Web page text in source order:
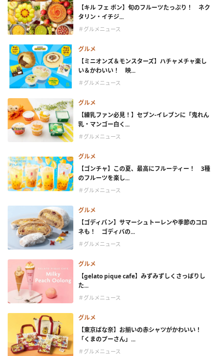
【キル フェ ボン】旬のフルーツたっぷり！ ネク
タリン・イチジ...
＃グルメニュース
グルメ
【ミニオンズ＆モンスターズ】ハチャメチャ楽し
い＆かわいい！ 映...
＃グルメニュース
グルメ
【練乳ファン必見！】セブン‐イレブンに「鬼れん
乳・マンゴー白く...
＃グルメニュース
グルメ
【ゴンチャ】この夏、最高にフルーティー！ 3種
のフルーツを楽し...
＃グルメニュース
グルメ
【ゴディパン】サマーシュトーレンや季節のコロ
ネも！ ゴディバの...
＃グルメニュース
グルメ
【gelato pique cafe】みずみずしくさっぱりし
た...
＃グルメニュース
グルメ
【東京ばな奈】お揃いの赤シャツがかわいい！
「くまのプーさん」...
＃グルメニュース